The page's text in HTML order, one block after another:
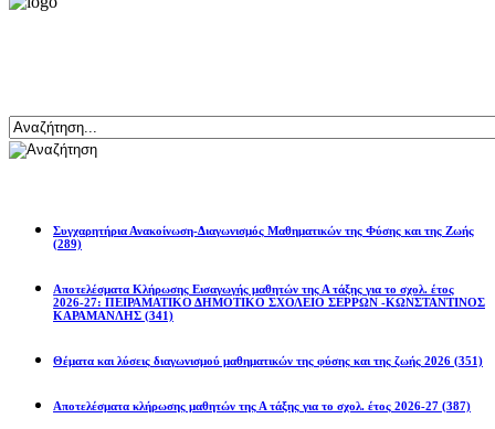
Συγχαρητήρια Ανακοίνωση-Διαγωνισμός Μαθηματικών της Φύσης και της Ζωής
(289)
Αποτελέσματα Κλήρωσης Εισαγωγής μαθητών της Α τάξης για το σχολ. έτος
2026-27: ΠΕΙΡΑΜΑΤΙΚΟ ΔΗΜΟΤΙΚΟ ΣΧΟΛΕΙΟ ΣΕΡΡΩΝ -ΚΩΝΣΤΑΝΤΙΝΟΣ
ΚΑΡΑΜΑΝΛΗΣ (341)
Θέματα και λύσεις διαγωνισμού μαθηματικών της φύσης και της ζωής 2026 (351)
Αποτελέσματα κλήρωσης μαθητών της Α τάξης για το σχολ. έτος 2026-27 (387)